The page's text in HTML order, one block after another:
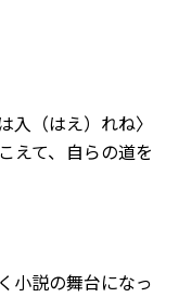
（はえ）れね〉
えて、自らの道を
小説の舞台になっ